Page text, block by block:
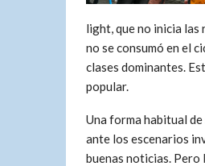
light, que no inicia las
no se consumó en el
clases dominantes.
popular.
Una forma habitual
ante los escenarios
buenas noticias. Pero